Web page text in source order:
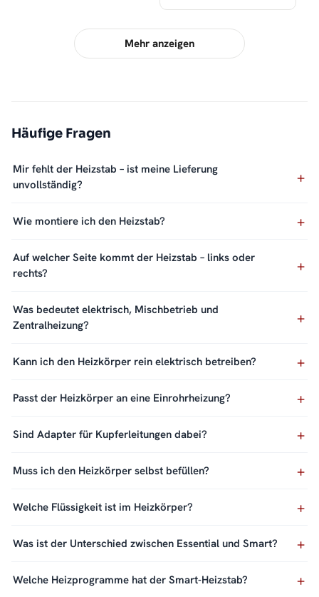
Mehr anzeigen
Häufige Fragen
Mir fehlt der Heizstab – ist meine Lieferung
unvollständig?
Wie montiere ich den Heizstab?
Auf welcher Seite kommt der Heizstab – links oder
rechts?
Was bedeutet elektrisch, Mischbetrieb und
Zentralheizung?
Kann ich den Heizkörper rein elektrisch betreiben?
Passt der Heizkörper an eine Einrohrheizung?
Sind Adapter für Kupferleitungen dabei?
Muss ich den Heizkörper selbst befüllen?
Welche Flüssigkeit ist im Heizkörper?
Was ist der Unterschied zwischen Essential und Smart?
Welche Heizprogramme hat der Smart-Heizstab?